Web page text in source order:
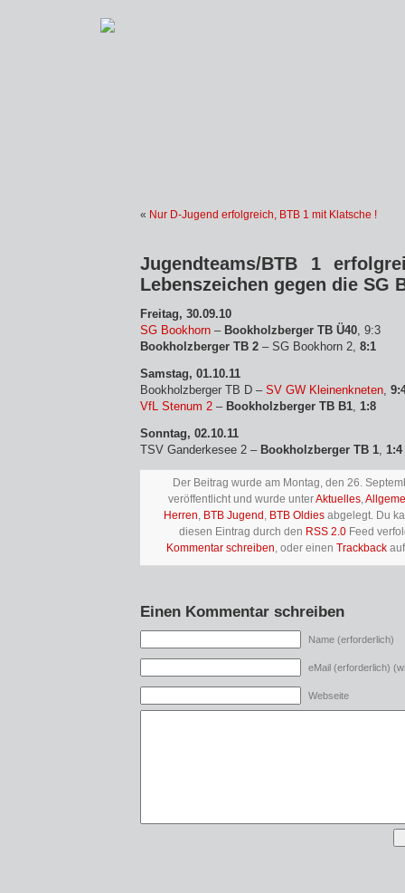
« Nur D-Jugend erfolgreich, BTB 1 mit Klatsche !
Jugendteams/BTB 1
Lebenszeichen gegen die SG
Freitag, 30.09.10
SG Bookhorn – Bookholzberger TB Ü40, 9:3
Bookholzberger TB 2 – SG Bookhorn 2, 8:1
Samstag, 01.10.11
Bookholzberger TB D – SV GW Kleinenkneten,
VfL Stenum 2 – Bookholzberger TB B1, 1:8
Sonntag, 02.10.11
TSV Ganderkesee 2 – Bookholzberger TB 1, 1:4
Der Beitrag wurde am Montag, den 26.
veröffentlicht und wurde unterAktuelles,
Herren, BTB Jugend , BTB Oldiesabgelegt. Du
diesen Eintrag durch den RSS 2.0Feed
Kommentar schreiben, oder einen Trackbackauf
Einen Kommentar schreiben
Name (erforderlich)
eMail (erforderlich)
Webseite